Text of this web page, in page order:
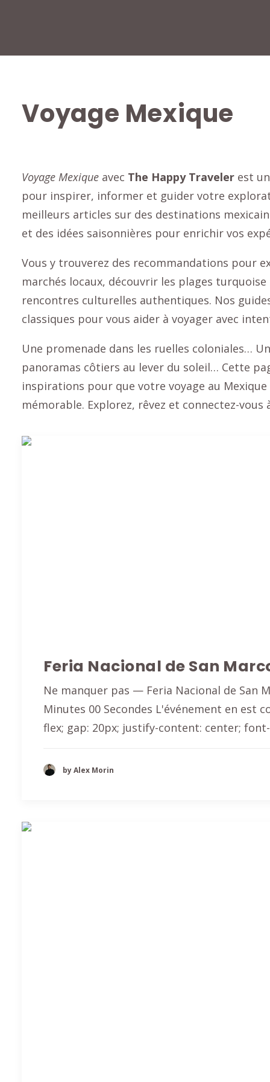
Voyage Mexique
Voyage Mexique avec The Happy Traveler est
pour inspirer, informer et guider votre
meilleurs articles sur des destinations
et des idées saisonnières pour enrichir vos
Vous y trouverez des recommandations pour
marchés locaux, découvrir les plages
rencontres culturelles authentiques. Nos
classiques pour vous aider à voyager avec
Une promenade dans les ruelles coloniales…
panoramas côtiers au lever du soleil… Cette
inspirations pour que votre voyage au
mémorable. Explorez, rêvez et connectez-vous
Feria Nacional de San
Ne manquer pas — Feria Nacional de San
Minutes 00 Secondes L'événement en est
flex; gap: 20px; justify-content: center;
by Alex Morin